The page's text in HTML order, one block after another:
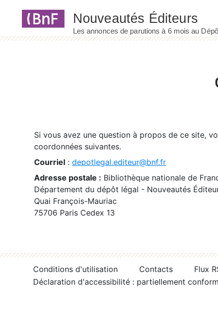
Si vous avez une question à propos de ce site,
coordonnées suivantes.
Courriel : depotlegal.editeur@bnf.fr
Adresse postale : Bibliothèque nationale de
Département du dépôt légal - Nouveautés
Quai François-Mauriac
75706 Paris Cedex 13
Conditions d'utilisation Contacts
Flux
Déclaration d'accessibilité : partiellement